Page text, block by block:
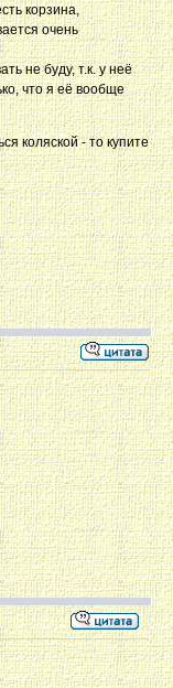
корзина,
очень
не буду, т.к. у неё
что я её вообще
коляской - то купите